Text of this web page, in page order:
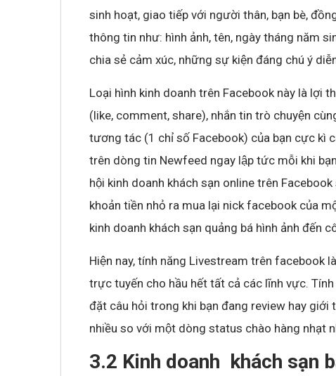
sinh hoạt, giao tiếp với người thân, bạn bè,
thông tin như: hình ảnh, tên, ngày tháng năm
chia sẻ cảm xúc, những sự kiện đáng chú ý
Loại hình kinh doanh trên Facebook này là lợi
(like, comment, share), nhắn tin trò chuyện
tương tác (1 chỉ số Facebook) của bạn cực kì
trên dòng tin Newfeed ngay lập tức mỗi khi
hội kinh doanh khách sạn online trên
khoản tiền nhỏ ra mua lại nick facebook của
kinh doanh khách sạn quảng bá hình ảnh đến
Hiện nay, tính năng Livestream trên facebook
trực tuyến cho hầu hết tất cả các lĩnh vực.
đặt câu hỏi trong khi bạn đang review hay giới
nhiều so với một dòng status chào hàng nhạt
3.2 Kinh doanh khách sạn